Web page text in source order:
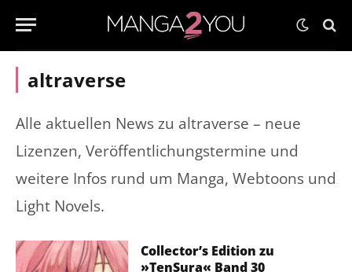
altraverse
Alle aktuellen News zu altraverse – neue
Lizenzen, Veröffentlichungstermine und
weitere Infos rund um Manga, Webtoons und
Light Novels.
Collector’s Edition zu
»TenSura« Band 30